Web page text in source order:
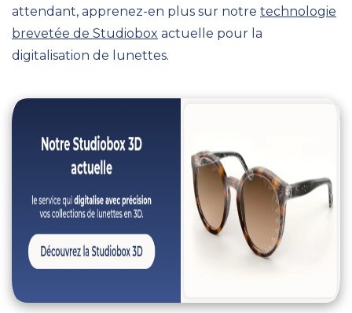
attendant, apprenez-en plus sur notre technologie
brevetée de Studiobox actuelle pour la
digitalisation de lunettes.